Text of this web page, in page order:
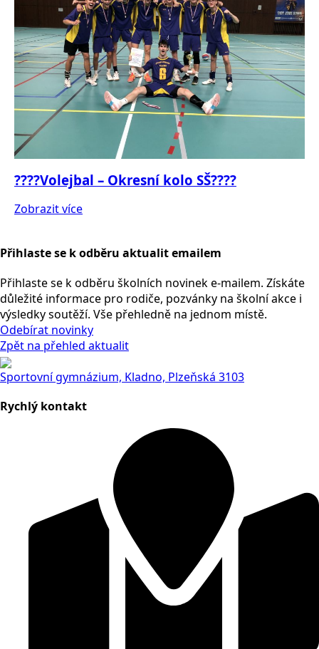
????Volejbal – Okresní kolo SŠ????
Zobrazit více
Přihlaste se k odběru aktualit emailem
Přihlaste se k odběru školních novinek e-mailem. Získáte
důležité informace pro rodiče, pozvánky na školní akce i
výsledky soutěží. Vše přehledně na jednom místě.
Odebírat novinky
Zpět na přehled aktualit
Sportovní gymnázium, Kladno, Plzeňská 3103
Rychlý kontakt